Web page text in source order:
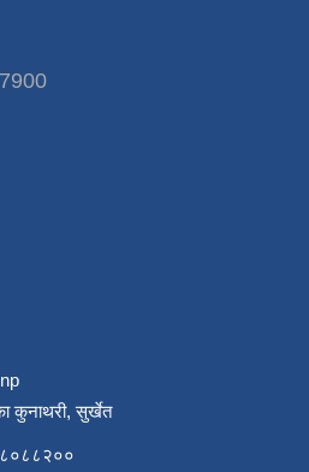
कुनाथरी, सुर्खेत